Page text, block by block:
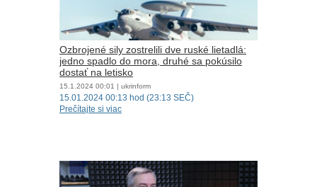
Ozbrojené sily zostrelili dve ruské lietadlá:
jedno spadlo do mora, druhé sa pokúsilo
dostať na letisko
15.1.2024 00:01 | ukrinform
15.01.2024 00:13 hod (23:13 SEČ)
Prečítajte si viac